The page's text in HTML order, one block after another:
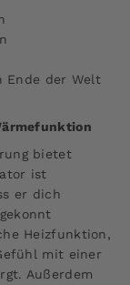
Ende der Welt
bietet
ist
er dich
Heizfunktion,
mit einer
Außerdem